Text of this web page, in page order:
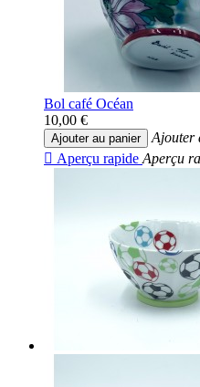
Bol café Océan
10,00 €
Ajouter au panier
Ajouter
 Aperçu rapide Aperçu